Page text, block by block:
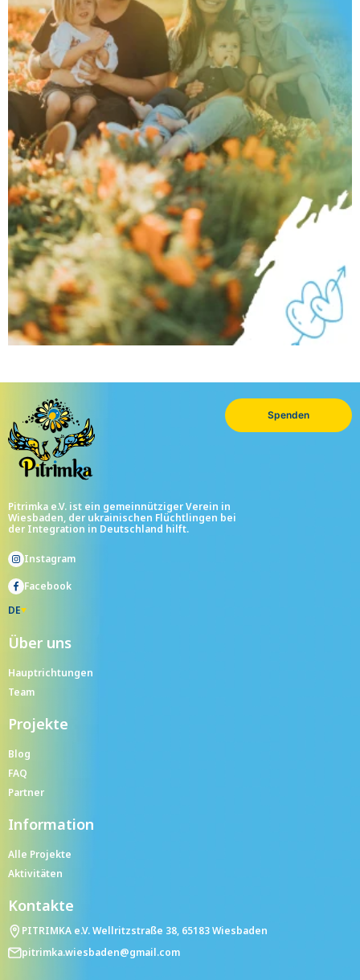
Pitrimka e.V. ist ein gemeinnütziger Verein in
Wiesbaden, der ukrainischen Flüchtlingen bei
der Integration in Deutschland hilft.
Instagram
Facebook
Spenden
DE
Über uns
Hauptrichtungen
Team
Projekte
Blog
FAQ
Partner
Information
Alle Projekte
Aktivitäten
Kontakte
PITRIMKA e.V. Wellritzstraße 38, 65183 Wiesbaden
pitrimka.wiesbaden@gmail.com